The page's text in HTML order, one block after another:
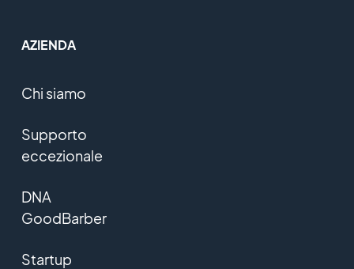
AZIENDA
Chi siamo
Supporto
eccezionale
DNA
GoodBarber
Startup